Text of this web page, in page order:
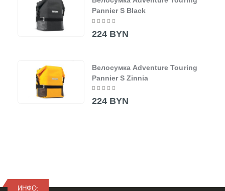
Pannier S Black
224 BYN
Велосумка Adventure Touring
Pannier S Zinnia
224 BYN
ИНФО: